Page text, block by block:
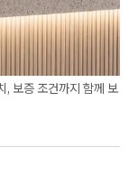
, 보증 조건까지 함께 보